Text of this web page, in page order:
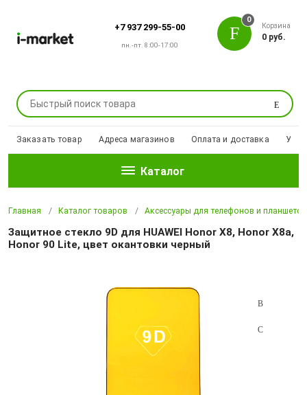
+7 937 299-55-00
пн.-пт. 8:00-17:00
Поиск
0
Корзина
0 руб.
Заказать товар Адреса магазинов Оплата и доставка
Каталог
Главная Каталог товаров Аксессуары для телефонов и планшетов
Защитное стекло 9D для HUAWEI Honor X8, Honor X8a,
Honor 90 Lite, цвет окантовки черный